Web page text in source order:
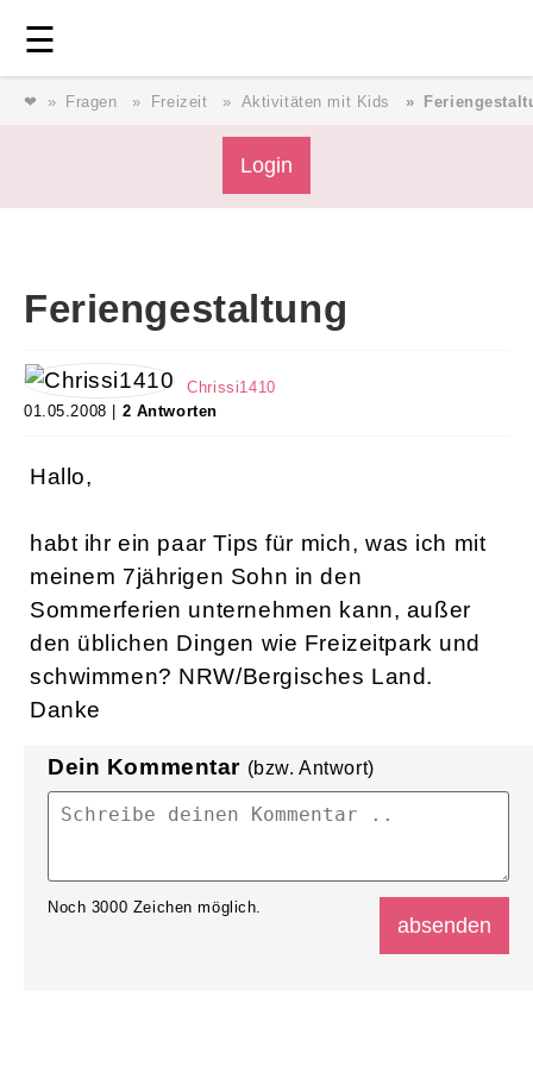
☰
❤ Fragen Freizeit Aktivitäten mit Kids
Login
Feriengestaltung
Chrissi1410
01.05.2008 | 2 Antworten
Hallo,
habt ihr ein paar Tips für mich, was ich mit
meinem 7jährigen Sohn in den
Sommerferien unternehmen kann, außer
den üblichen Dingen wie Freizeitpark und
schwimmen? NRW/Bergisches Land.
Danke
Dein Kommentar (bzw. Antwort)
Noch 3000 Zeichen möglich.
Forum
Service
AGB & Impressum